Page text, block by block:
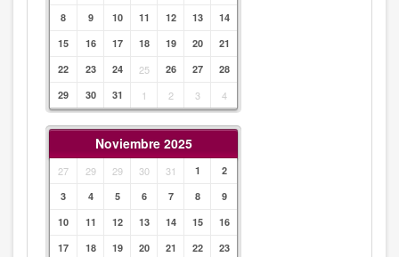
8
9 10 11 12 13
14
15
16 17 18 19 20
21
22
23 24 25 26 27
28
29
30 31 1 2 3 4
Noviembre 2025
27 29 29 30 31 1
2
3
4 5 6 7 8
9
10
11 12 13 14 15
16
17
18 19 20 21 22
23